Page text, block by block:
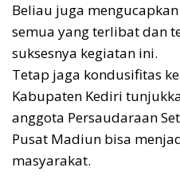
Beliau juga
semua yang terlibat dan
suksesnya kegiatan ini.
Tetap jaga kondusifitas
Kabupaten Kediri
anggota Persaudaraan
Pusat Madiun bisa
masyarakat.